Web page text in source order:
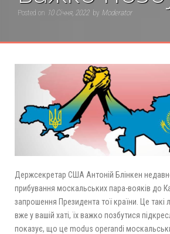
Posted on 10 Січня, 2022 by Moderator
Держсекретар США Антоній Блінкен
прибування москальських пара-вояків до
запрошення Президента тої країни. Це
вже у вашій хаті, їх важко позбутися
показує, що це modus operandi москальських